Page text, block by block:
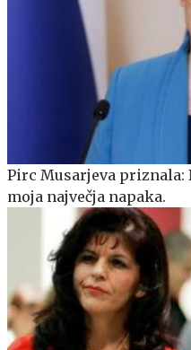
Pirc Musarjeva priznala:
moja največja napaka.